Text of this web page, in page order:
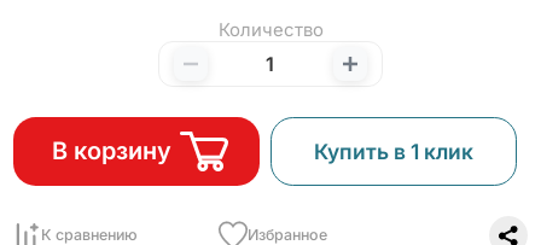
Количество
В корзину Купить в 1 клик
К сравнению Избранное